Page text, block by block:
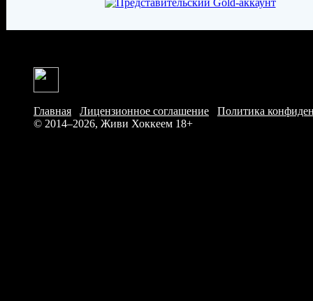
Главная Лицензионное соглашение
Политика
© 2014–2026, Живи Хоккеем 18+